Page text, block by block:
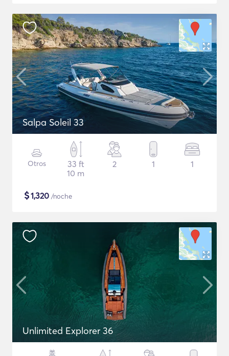
Salpa Soleil 33
Otros
33 ft
10 m
2 1 1
$1,320 /noche
Unlimited Explorer 36